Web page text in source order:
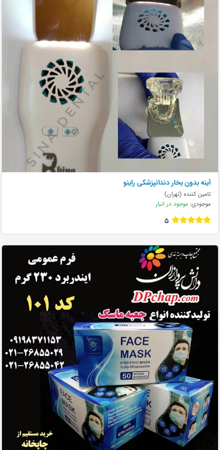
آینه بدون بخار دندانپزشکی راینو
تامین کننده (تهران)
موجودی: موجود در انبار
5